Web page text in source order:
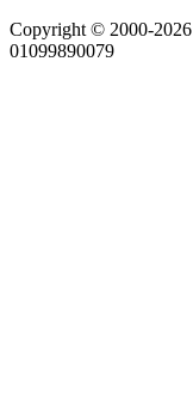
Copyright © 2000-2026
01099890079